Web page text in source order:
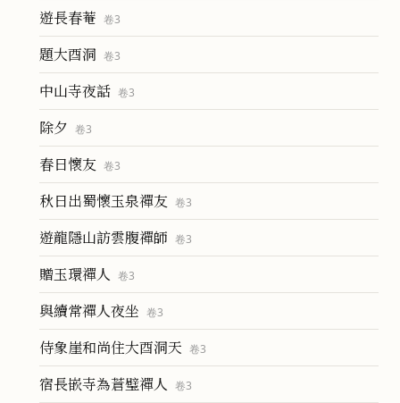
遊長春菴 卷3
題大酉洞 卷3
中山寺夜話 卷3
除夕 卷3
春日懷友 卷3
秋日出蜀懷玉泉禪友 卷3
遊龍隱山訪雲腹禪師 卷3
贈玉環禪人 卷3
與續常禪人夜坐 卷3
侍象崖和尚住大酉洞天 卷3
宿長嵌寺為蒼璧禪人 卷3